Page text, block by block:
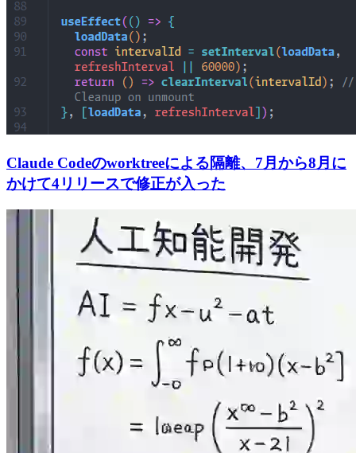
Claude Codeのworktreeによる隔離、7月から8月に
かけて4リリースで修正が入った